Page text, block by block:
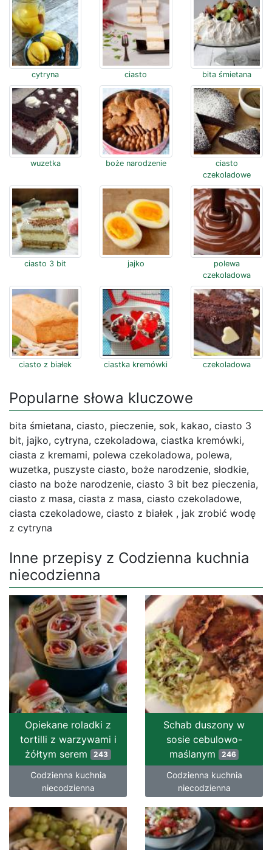
cytryna ciasto bita śmietana
wuzetka boże narodzenie
ciasto
czekoladowe
ciasto 3 bit jajko
polewa
czekoladowa
ciasto z białek ciastka kremówki czekoladowa
Popularne słowa kluczowe
bita śmietana, ciasto, pieczenie, sok, kakao, ciasto 3
bit, jajko, cytryna, czekoladowa, ciastka kremówki,
ciasta z kremami, polewa czekoladowa, polewa,
wuzetka, puszyste ciasto, boże narodzenie, słodkie,
ciasto na boże narodzenie, ciasto 3 bit bez pieczenia,
ciasto z masa, ciasta z masa, ciasto czekoladowe,
ciasta czekoladowe, ciasto z białek , jak zrobić wodę
z cytryna
Inne przepisy z Codzienna kuchnia
niecodzienna
Opiekane roladki z
tortilli z warzywami i
żółtym serem 243
Codzienna kuchnia
niecodzienna
Schab duszony w
sosie cebulowo-
maślanym
246
Codzienna kuchnia
niecodzienna